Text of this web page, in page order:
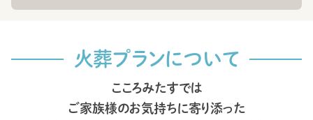
火葬プランについて
こころみたすでは
ご家族様のお気持ちに寄り添った